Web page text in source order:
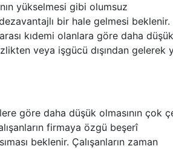
yükselmesi gibi olumsuz
bir hale gelmesi beklenir.
kıdemi olanlara göre daha düşük
veya işgücü dışından gelerek
göre daha düşük olmasının çok
firmaya özgü beşerî
beklenir. Çalışanların zaman